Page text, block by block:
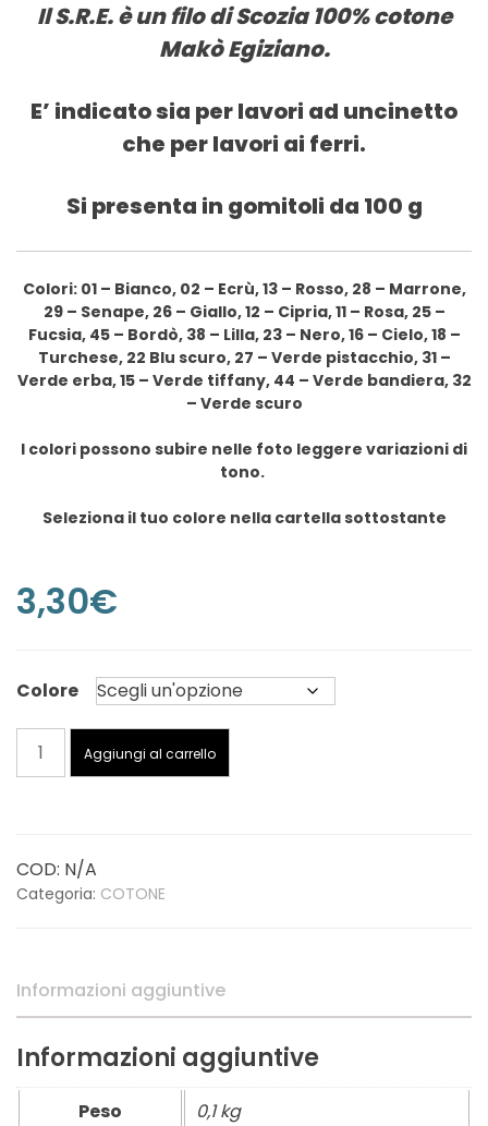
Il S.R.E. è un filo di Scozia 100% cotone
Makò Egiziano.
E’ indicato sia per lavori ad uncinetto
che per lavori ai ferri.
Si presenta in gomitoli da 100 g
Colori: 01 – Bianco, 02 – Ecrù, 13 – Rosso, 28 – Marrone,
29 – Senape, 26 – Giallo, 12 – Cipria, 11 – Rosa, 25 –
Fucsia, 45 – Bordò, 38 – Lilla, 23 – Nero, 16 – Cielo, 18 –
Turchese, 22 Blu scuro, 27 – Verde pistacchio, 31 –
Verde erba, 15 – Verde tiffany, 44 – Verde bandiera, 32
– Verde scuro
I colori possono subire nelle foto leggere variazioni di
tono.
Seleziona il tuo colore nella cartella sottostante
3,30€
Colore
Super
ritorto
-
Cotone
Aggiungi al carrello
COD: N/A
Categoria: COTONE
Informazioni aggiuntive
Informazioni aggiuntive
Peso 0,1 kg